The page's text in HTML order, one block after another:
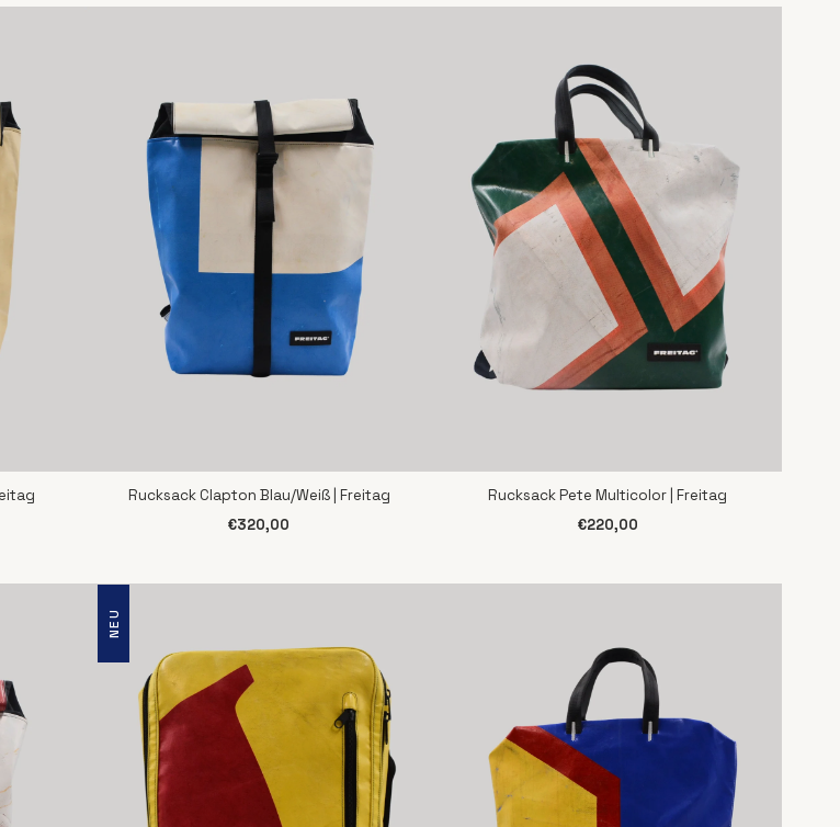
SCHNELLANSICHT
Rucksack Clapton Blau/Weiß | Freitag
€320,00
SCHNELLANSICHT
Rucksack Pete Multicolor | Freitag
€220,00
NEU